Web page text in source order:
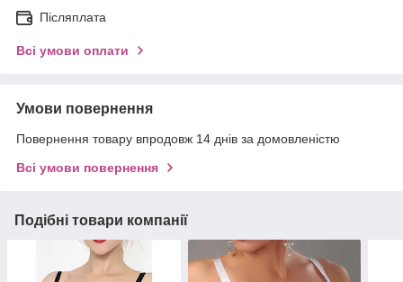
Післяплата
Всі умови оплати
Умови повернення
Повернення товару впродовж 14 днів за домовленістю
Всі умови повернення
Подібні товари компанії